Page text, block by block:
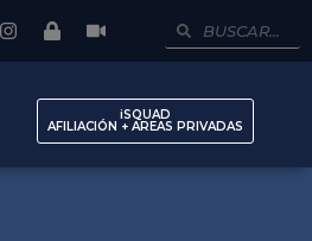
iSQUAD
AFILIACIÓN + AREAS PRIVADAS